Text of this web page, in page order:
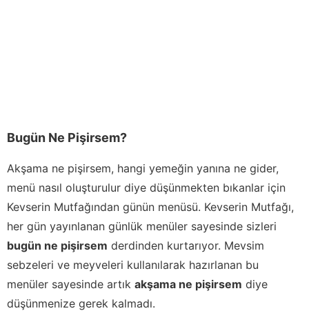
Bugün Ne Pişirsem?
Akşama ne pişirsem, hangi yemeğin yanına ne gider,
menü nasıl oluşturulur diye düşünmekten bıkanlar için
Kevserin Mutfağından günün menüsü. Kevserin Mutfağı,
her gün yayınlanan günlük menüler sayesinde sizleri
bugün ne pişirsem derdinden kurtarıyor. Mevsim
sebzeleri ve meyveleri kullanılarak hazırlanan bu
menüler sayesinde artık akşama ne pişirsem diye
düşünmenize gerek kalmadı.